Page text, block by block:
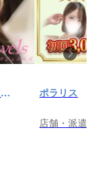
Aroma Jewels（アロマ ジュエルズ）秋葉原ルーム ポラリス
店舗・派遣